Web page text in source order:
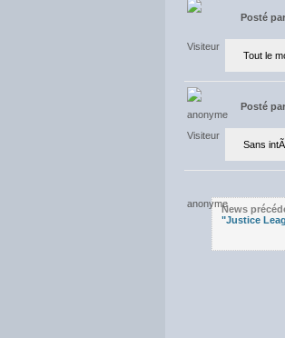
Posté par
Tout le
Posté par
Sans
News
"Justice